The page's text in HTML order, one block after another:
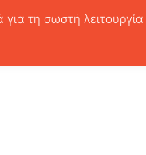
τη σωστή